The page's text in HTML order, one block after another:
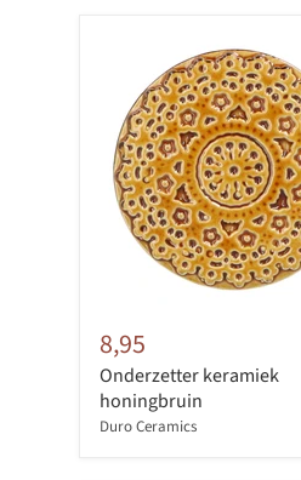
8,95
Onderzetter keramiek
honingbruin
Duro Ceramics